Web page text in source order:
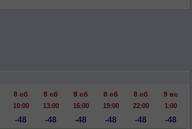
8 сб 8 сб 8 сб 8 сб 8 сб 9 вс
10:00 13:00 16:00 19:00 22:00 1:00
-48 -48 -48 -48 -48 -48